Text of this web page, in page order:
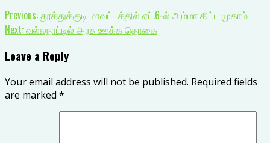
Previous:தூத்துக்குடி மாவட்டத்தில் ஏப்.6-ல் அம்மா திட்ட முகாம்
Next:வல்லநாட்டில் அரசு ஊக்க தொகை
Leave a Reply
Your email address will not be published. Required fields
are marked *